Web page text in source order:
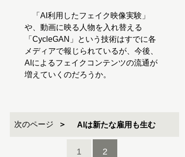
「AI利用したフェイク映像実験」
や、動画に映る人物を入れ替える
「CycleGAN」という技術はすでに各
メディアで報じられているが、今後、
AIによるフェイクコンテンツの流通が
増えていくのだろうか。
次のページ AIは新たな雇用も生む
1 2